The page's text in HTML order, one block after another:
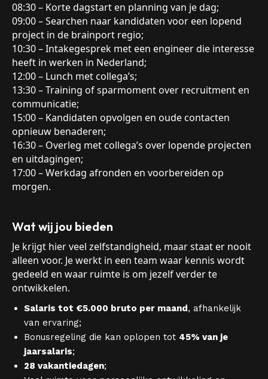
08:30 – Korte dagstart en planning van je dag;
09:00 – Searchen naar kandidaten voor een lopend
project in de brainport regio;
10:30 – Intakegesprek met een engineer die interesse
heeft in werken in Nederland;
12:00 – Lunch met collega’s;
13:30 – Training of sparmoment over recruitment en
communicatie;
15:00 – Kandidaten opvolgen en oude contacten
opnieuw benaderen;
16:30 – Overleg met collega’s over lopende projecten
en uitdagingen;
17:00 – Werkdag afronden en voorbereiden op
morgen.
Wat wij jou bieden
Je krijgt hier veel zelfstandigheid, maar staat er nooit
alleen voor. Je werkt in een team waar kennis wordt
gedeeld en waar ruimte is om jezelf verder te
ontwikkelen.
Salaris tot €5.000 bruto per maand, afhankelijk
van ervaring;
Bonusregeling die kan oplopen tot 45% van je
jaarsalaris;
28 vakantiedagen;